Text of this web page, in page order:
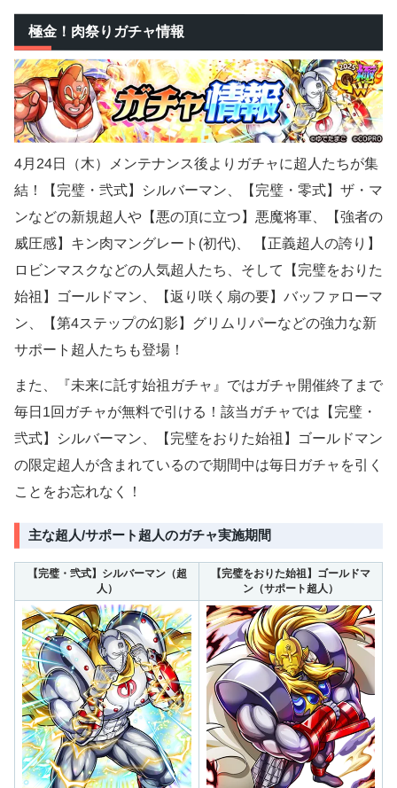
極金！肉祭りガチャ情報
4月24日（木）メンテナンス後よりガチャに超人たちが集
結！【完璧・弐式】シルバーマン、【完璧・零式】ザ・マ
ンなどの新規超人や【悪の頂に立つ】悪魔将軍、【強者の
威圧感】キン肉マングレート(初代)、 【正義超人の誇り】
ロビンマスクなどの人気超人たち、そして【完璧をおりた
始祖】ゴールドマン、【返り咲く扇の要】バッファローマ
ン、【第4ステップの幻影】グリムリパーなどの強力な新
サポート超人たちも登場！
また、『未来に託す始祖ガチャ』ではガチャ開催終了まで
毎日1回ガチャが無料で引ける！該当ガチャでは【完璧・
弐式】シルバーマン、【完璧をおりた始祖】ゴールドマン
の限定超人が含まれているので期間中は毎日ガチャを引く
ことをお忘れなく！
主な超人/サポート超人のガチャ実施期間
【完璧・弐式】シルバーマン（超
人）
【完璧をおりた始祖】ゴールドマ
ン（サポート超人）